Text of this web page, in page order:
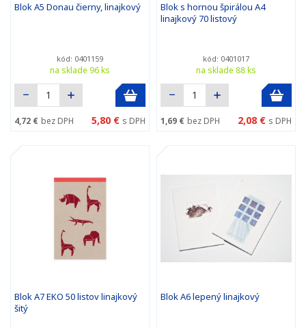
Blok A5 Donau čierny, linajkový
kód: 0401159
na sklade 96 ks
4,72 € bez DPH 5,80 € s DPH
Blok s hornou špirálou A4
linajkový 70 listový
kód: 0401017
na sklade 88 ks
1,69 € bez DPH 2,08 € s DPH
Blok A7 EKO 50 listov linajkový
šitý
Blok A6 lepený linajkový